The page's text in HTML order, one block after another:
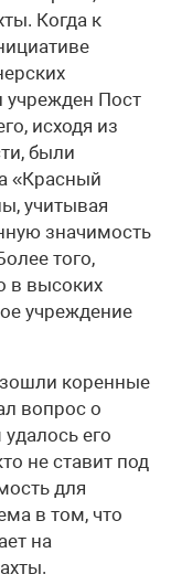
Когда к
учрежден Пост
исходя из
были
«Красный
учитывая
значимость
того,
в высоких
учреждение
коренные
вопрос о
его
не ставит под
для
в том, что
на